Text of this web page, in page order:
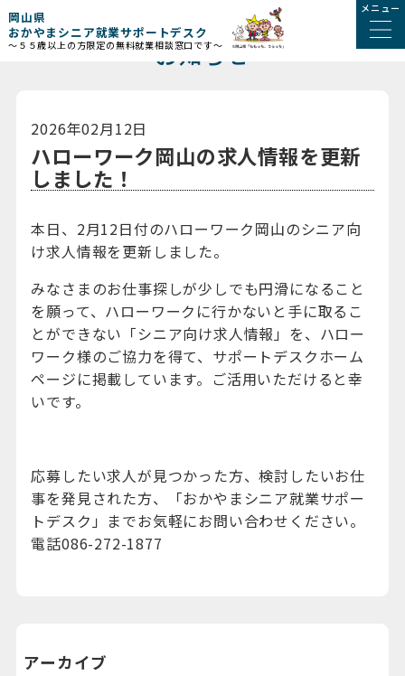
岡山県
おかやまシニア就業サポートデスク
～５５歳以上の方限定の無料就業相談窓口です～
メニュー
お知らせ
2026年02月12日
ハローワーク岡山の求人情報を更新
しました！
本日、2月12日付のハローワーク岡山のシニア向
け求人情報を更新しました。
みなさまのお仕事探しが少しでも円滑になること
を願って、ハローワークに行かないと手に取るこ
とができない「シニア向け求人情報」を、ハロー
ワーク様のご協力を得て、サポートデスクホーム
ページに掲載しています。ご活用いただけると幸
いです。
応募したい求人が見つかった方、検討したいお仕
事を発見された方、「おかやまシニア就業サポー
トデスク」までお気軽にお問い合わせください。
電話086-272-1877
アーカイブ